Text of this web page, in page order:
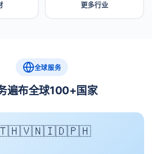
更多行业
全球服务
遍布全球100+国家